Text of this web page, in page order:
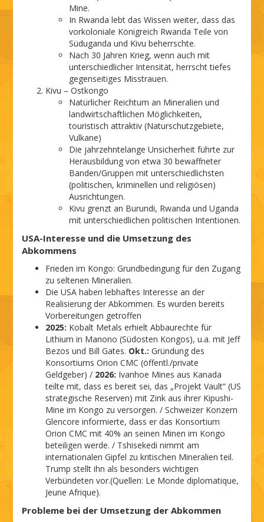
Mine.
In Rwanda lebt das Wissen weiter, dass das
vorkoloniale Königreich Rwanda Teile von
Süduganda und Kivu beherrschte.
Nach 30 Jahren Krieg, wenn auch mit
unterschiedlicher Intensität, herrscht tiefes
gegenseitiges Misstrauen.
Kivu – Ostkongo
Natürlicher Reichtum an Mineralien und
landwirtschaftlichen Möglichkeiten,
touristisch attraktiv (Naturschutzgebiete,
Vulkane)
Die jahrzehntelange Unsicherheit führte zur
Herausbildung von etwa 30 bewaffneter
Banden/Gruppen mit unterschiedlichsten
(politischen, kriminellen und religiösen)
Ausrichtungen.
Kivu grenzt an Burundi, Rwanda und Uganda
mit unterschiedlichen politischen Intentionen.
USA-Interesse und die Umsetzung des
Abkommens
Frieden im Kongo: Grundbedingung für den Zugang
zu seltenen Mineralien.
Die USA haben lebhaftes Interesse an der
Realisierung der Abkommen. Es wurden bereits
Vorbereitungen getroffen
2025: Kobalt Metals erhielt Abbaurechte für
Lithium in Manono (Südosten Kongos), u.a. mit Jeff
Bezos und Bill Gates. Okt.: Gründung des
Konsortiums Orion CMC (öffentl./private
Geldgeber) / 2026: Ivanhoe Mines aus Kanada
teilte mit, dass es bereit sei, das „Projekt Vault“ (US
strategische Reserven) mit Zink aus ihrer Kipushi-
Mine im Kongo zu versorgen. / Schweizer Konzern
Glencore informierte, dass er das Konsortium
Orion CMC mit 40% an seinen Minen im Kongo
beteiligen werde. / Tshisekedi nimmt am
internationalen Gipfel zu kritischen Mineralien teil.
Trump stellt ihn als besonders wichtigen
Verbündeten vor.(Quellen: Le Monde diplomatique,
Jeune Afrique).
Probleme bei der Umsetzung der Abkommen